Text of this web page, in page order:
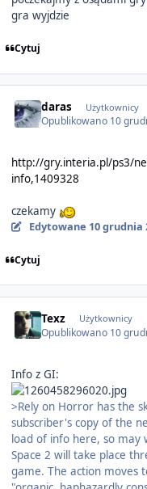
gra wyjdzie
Cytuj
daras Użytkownicy
Opublikowano 10
http://gry.interia.pl/ps3/
info,1409328
czekamy
Edytowane 10 grudnia
Cytuj
Texz Użytkownicy
Opublikowano 10
Info z GI:
>Rely on Horror has the
subscriber's copy of the
load of info here, so may
Space 2 will take place
game. The action moves